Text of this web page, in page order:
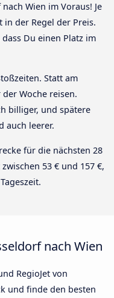
Wien im Voraus! Je
der Regel der Preis.
Du einen Platz im
Statt am
Woche reisen.
billiger, und spätere
auch leerer.
für die nächsten 28
53 € und 157 €,
nach Wien
RegioJet von
und finde den besten